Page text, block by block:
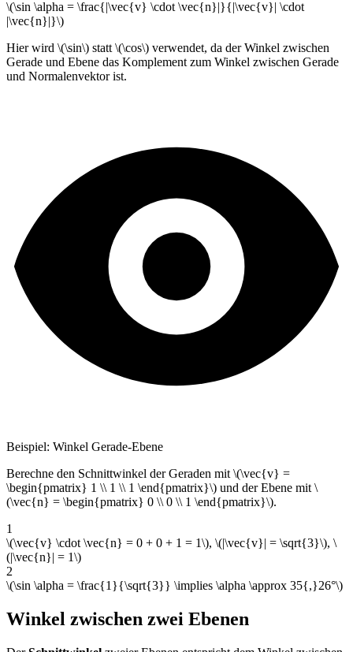
\(\sin \alpha = \frac{|\vec{v} \cdot \vec{n}|}{|\vec{v}| \cdot
|\vec{n}|}\)
Hier wird \(\sin\) statt \(\cos\) verwendet, da der Winkel zwischen
Gerade und Ebene das Komplement zum Winkel zwischen Gerade
und Normalenvektor ist.
Beispiel: Winkel Gerade-Ebene
Berechne den Schnittwinkel der Geraden mit \(\vec{v} =
\begin{pmatrix} 1 \\ 1 \\ 1 \end{pmatrix}\) und der Ebene mit \
(\vec{n} = \begin{pmatrix} 0 \\ 0 \\ 1 \end{pmatrix}\).
1
\(\vec{v} \cdot \vec{n} = 0 + 0 + 1 = 1\), \(|\vec{v}| = \sqrt{3}\), \
(|\vec{n}| = 1\)
2
\(\sin \alpha = \frac{1}{\sqrt{3}} \implies \alpha \approx 35{,}26°\)
Winkel zwischen zwei Ebenen